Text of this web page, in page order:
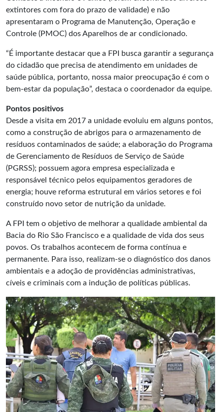
extintores com fora do prazo de validade) e não
apresentaram o Programa de Manutenção, Operação e
Controle (PMOC) dos Aparelhos de ar condicionado.
“É importante destacar que a FPI busca garantir a segurança
do cidadão que precisa de atendimento em unidades de
saúde pública, portanto, nossa maior preocupação é com o
bem-estar da população”, destaca o coordenador da equipe.
Pontos positivos
Desde a visita em 2017 a unidade evoluiu em alguns pontos,
como a construção de abrigos para o armazenamento de
resíduos contaminados de saúde; a elaboração do Programa
de Gerenciamento de Resíduos de Serviço de Saúde
(PGRSS); possuem agora empresa especializada e
responsável técnico pelos equipamentos geradores de
energia; houve reforma estrutural em vários setores e foi
construído novo setor de nutrição da unidade.
A FPI tem o objetivo de melhorar a qualidade ambiental da
Bacia do Rio São Francisco e a qualidade de vida dos seus
povos. Os trabalhos acontecem de forma contínua e
permanente. Para isso, realizam-se o diagnóstico dos danos
ambientais e a adoção de providências administrativas,
cíveis e criminais com a indução de políticas públicas.